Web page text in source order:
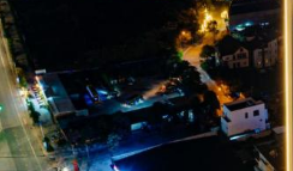
Fitness
nghị hội thảo
cực hiện đại và sang trọng
vụ khách hàng khác